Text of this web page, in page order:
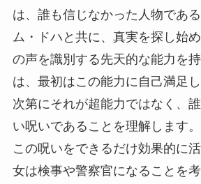
は、誰も信じなかった人物であ
ム・ドハと共に、真実を探し始
の声を識別する先天的な能力を
は、最初はこの能力に自己満足し
次第にそれが超能力ではなく、
い呪いであることを理解します。
この呪いをできるだけ効果的に
女は検事や警察官になることを